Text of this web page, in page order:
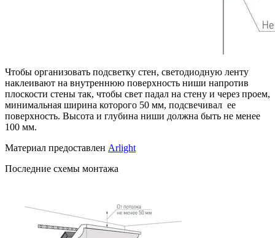
Чтобы организовать подсветку стен, светодиодную ленту
наклеивают на внутреннюю поверхность ниши напротив
плоскости стены так, чтобы свет падал на стену и через проем,
минимальная ширина которого 50 мм, подсвечивал ее
поверхность. Высота и глубина ниши должна быть не менее
100 мм.
Материал предоставлен Arlight
Последние схемы монтажа